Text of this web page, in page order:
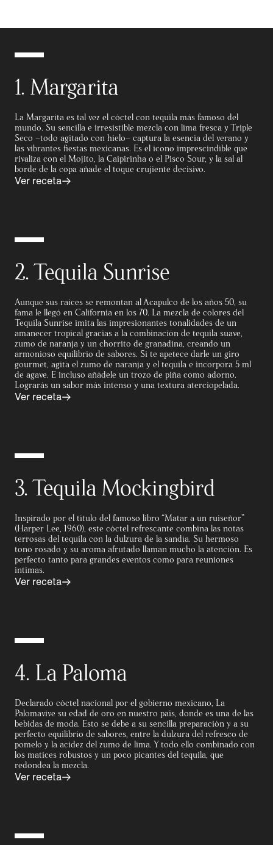
1. Margarita
La Margarita es tal vez el cóctel con tequila más famoso del
mundo. Su sencilla e irresistible mezcla con lima fresca y Triple
Seco –todo agitado con hielo– captura la esencia del verano y
las vibrantes fiestas mexicanas. Es el icono imprescindible que
rivaliza con el Mojito, la Caipirinha o el Pisco Sour, y la sal al
borde de la copa añade el toque crujiente decisivo.
Ver receta
2. Tequila Sunrise
Aunque sus raíces se remontan al Acapulco de los años 50, su
fama le llegó en California en los 70. La mezcla de colores del
Tequila Sunrise imita las impresionantes tonalidades de un
amanecer tropical gracias a la combinación de tequila suave,
zumo de naranja y un chorrito de granadina, creando un
armonioso equilibrio de sabores. Si te apetece darle un giro
gourmet, agita el zumo de naranja y el tequila e incorpora 5 ml
de agave. E incluso añádele un trozo de piña como adorno.
Lograrás un sabor más intenso y una textura aterciopelada.
Ver receta
3. Tequila Mockingbird
Inspirado por el título del famoso libro “Matar a un ruiseñor”
(Harper Lee, 1960), este cóctel refrescante combina las notas
terrosas del tequila con la dulzura de la sandía. Su hermoso
tono rosado y su aroma afrutado llaman mucho la atención. Es
perfecto tanto para grandes eventos como para reuniones
intimas.
Ver receta
4. La Paloma
Declarado cóctel nacional por el gobierno mexicano, La
Palomavive su edad de oro en nuestro país, donde es una de las
bebidas de moda. Esto se debe a su sencilla preparación y a su
perfecto equilibrio de sabores, entre la dulzura del refresco de
pomelo y la acidez del zumo de lima. Y todo ello combinado con
los matices robustos y un poco picantes del tequila, que
redondea la mezcla.
Ver receta